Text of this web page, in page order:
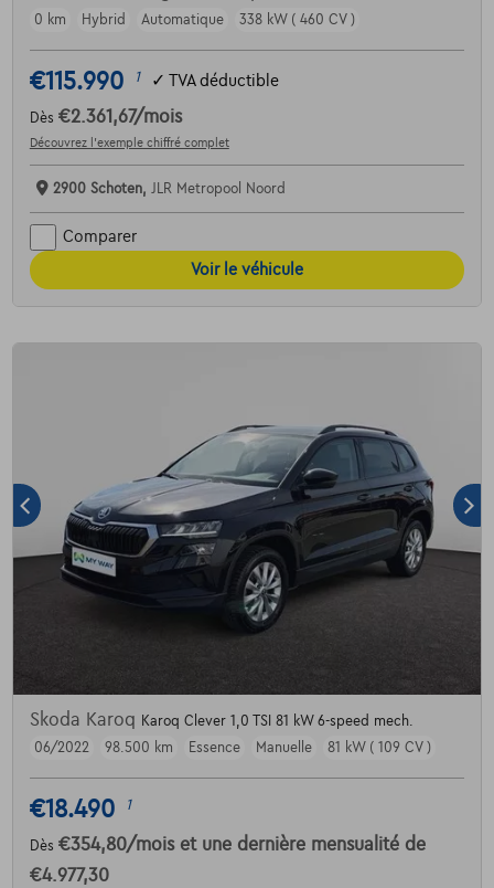
0 km
Hybrid Automatique 338 kW ( 460 CV )
€115.990 1 ✓ TVA déductible
Dès €2.361,67/mois
Découvrez l’exemple chiffré complet
2900 Schoten, JLR Metropool Noord
Comparer
Voir le véhicule
Skoda Karoq Karoq Clever 1,0 TSI 81 kW 6-speed mech.
06/2022
98.500 km Essence Manuelle 81 kW ( 109 CV )
€18.490 1
Dès €354,80/mois et une dernière mensualité de
€4.977,30